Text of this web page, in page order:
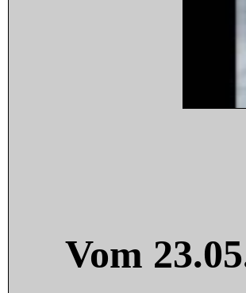
Vom